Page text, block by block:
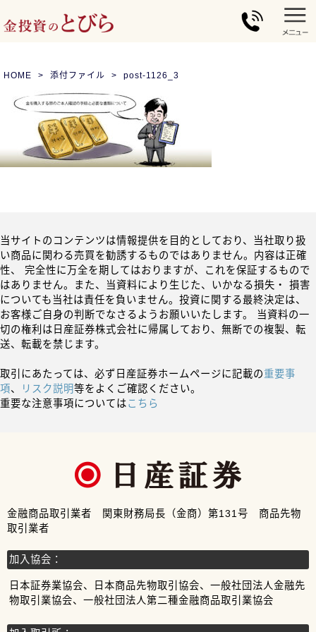
HOME 添付ファイル post-1126_3
当サイトのコンテンツは情報提供を目的としており、当社取り扱
い商品に関わる売買を勧誘するものではありません。内容は正確
性、 完全性に万全を期してはおりますが、これを保証するもので
はありません。また、当資料により生じた、いかなる損失・ 損害
についても当社は責任を負いません。投資に関する最終決定は、
お客様ご自身の判断でなさるようお願いいたします。 当資料の一
切の権利は日産証券株式会社に帰属しており、無断での複製、転
送、転載を禁じます。
取引にあたっては、必ず日産証券ホームページに記載の重要事
項、 リスク説明等をよくご確認ください。
重要な注意事項についてはこちら
金融商品取引業者 関東財務局長（金商）第131号 商品先物
取引業者
加入協会：
日本証券業協会、日本商品先物取引協会、一般社団法人金融先
物取引業協会、一般社団法人第二種金融商品取引業協会